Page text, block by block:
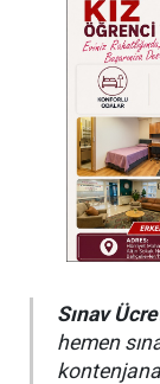
Sınav
hemen